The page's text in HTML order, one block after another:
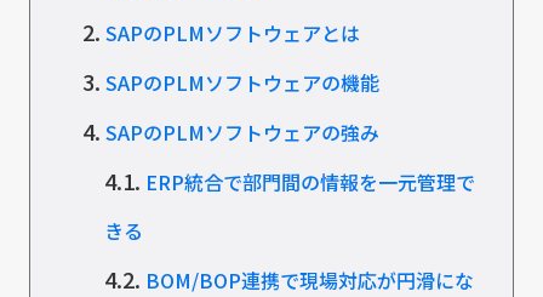
2. SAPのPLMソフトウェアとは
3. SAPのPLMソフトウェアの機能
4. SAPのPLMソフトウェアの強み
4.1. ERP統合で部門間の情報を一元管理で
きる
4.2. BOM/BOP連携で現場対応が円滑にな